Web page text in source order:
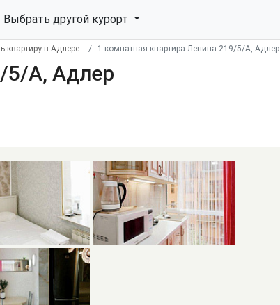
Выбрать другой курорт
квартиру в Адлере 1-комнатная квартира Ленина 219/5/А, Адлер
5/А, Адлер